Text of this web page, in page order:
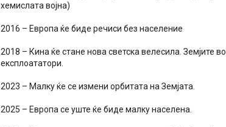
хемислата војна)
2016 – Европа ќе биде речиси без население
2018 – Кина ќе стане нова светска велесила. Земјите
експлоататори.
2023 – Малку ќе се измени орбитата на Земјата.
2025 – Европа се уште ќе биде малку населена.